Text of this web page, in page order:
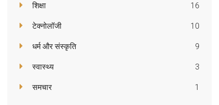
शिक्षा 16
टेक्नोलॉजी 10
धर्म और संस्कृति 9
स्वास्थ्य 3
समचार 1